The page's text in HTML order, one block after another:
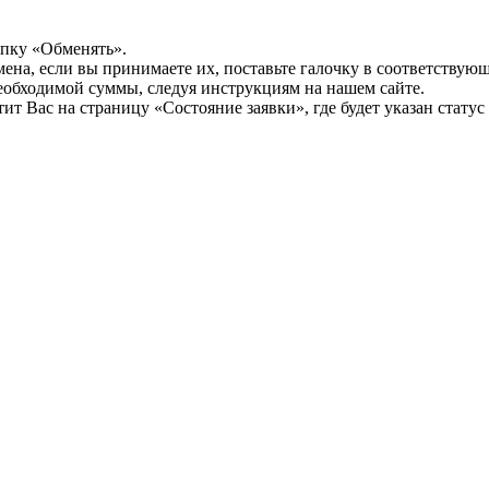
«Обменять».
если вы принимаете их, поставьте галочку в
суммы, следуя инструкциям на нашем сайте.
Вас на страницу «Состояние заявки», где будет указан